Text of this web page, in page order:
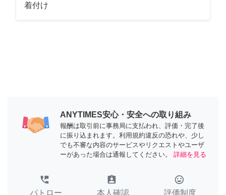
着付け
ANYTIMES安心・安全への取り組み
報酬は取引前に事務局に支払われ、評価・完了後
に振り込まれます。利用規約違反の恐れや、少し
でも不審な内容のサービスやリクエストやユーザ
ーがあった場合は通報してください。
詳細を見る
perm_phone_msg
パトロー
assignment_ind
本人確認
tag_faces
評価制度